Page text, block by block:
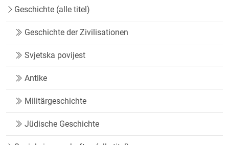
Geschichte (alle titel)
Geschichte der Zivilisationen
Svjetska povijest
Antike
Militärgeschichte
Jüdische Geschichte